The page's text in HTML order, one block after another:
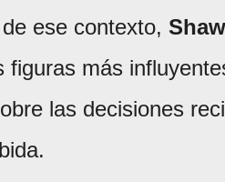
ese contexto,
figuras más
las decisiones